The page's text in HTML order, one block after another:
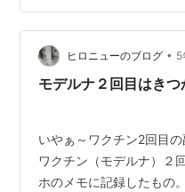
島へ・・・・ そして甘ー
ス。 すんません。訳の分
まいまして。 今回の動画
イドーム大阪」へ重たい
ヒロニューのブログ • 5
モデルナ２回目はきつ
いやぁ～ワクチン2回目
ワクチン（モデルナ）２
ホのメモに記録したもの